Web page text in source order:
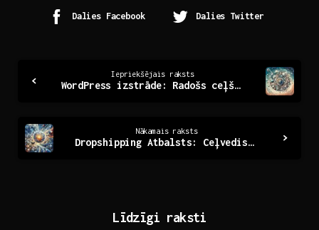
Dalies Facebook Dalies Twitter
Reading
Iepriekšējais raksts
WordPress izstrāde: Radošs ceļš uz jūsu mājaslapu
Nākamais raksts
Dropshipping Atbalsts: Ceļvedis Sākmējiem un Profiem
Līdzīgi raksti